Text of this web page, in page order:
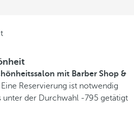
mit Barber Shop &
Reservierung ist notwendig
unter der Durchwahl -795 getätigt